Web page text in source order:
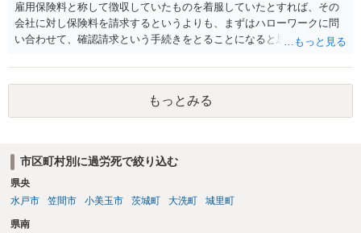
雇用保険料と称して徴収していたものを着服していたとすれば、その
会社に対し保険料を請求するというよりも、まずはハローワークに問
い合わせて、確認請求という手続きをとることになると思います。 残
すね。タイムカードの写しがあると進めやすいと思います。 最終出社
とのことで、お時間も限られているかとは思いますが、なるべく手元
にあったほうが弁護士にも相談や依頼をしやすいと思います。
もっとみる
市区町村別に過労死で絞り込む
県央
水戸市
笠間市 小美玉市 茨城町 大洗町 城里町
県南